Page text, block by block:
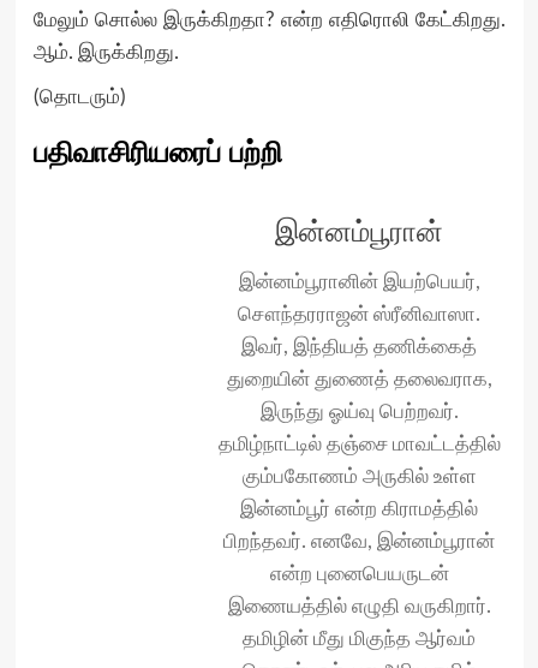
மேலும் சொல்ல இருக்கிறதா? என்ற எதிரொலி கேட்கிறது.
ஆம். இருக்கிறது.
(தொடரும்)
பதிவாசிரியரைப் பற்றி
இன்னம்பூரான்
இன்னம்பூரானின் இயற்பெயர்,
சௌந்தரராஜன் ஸ்ரீனிவாஸா.
இவர், இந்தியத் தணிக்கைத்
துறையின் துணைத் தலைவராக,
இருந்து ஓய்வு பெற்றவர்.
தமிழ்நாட்டில் தஞ்சை மாவட்டத்தில்
கும்பகோணம் அருகில் உள்ள
இன்னம்பூர் என்ற கிராமத்தில்
பிறந்தவர். எனவே, இன்னம்பூரான்
என்ற புனைபெயருடன்
இணையத்தில் எழுதி வருகிறார்.
தமிழின் மீது மிகுந்த ஆர்வம்